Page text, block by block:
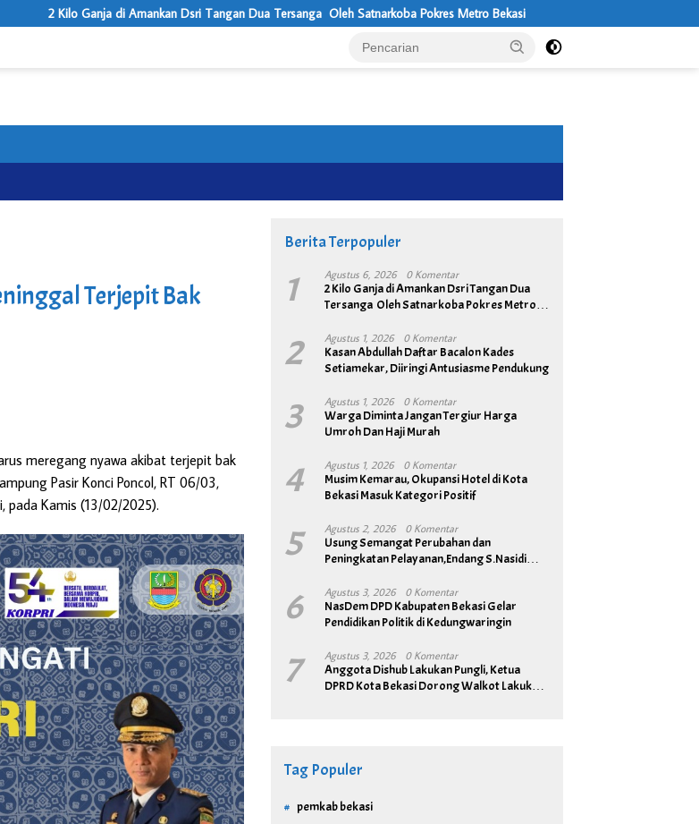
Ganja di Amankan Dsri Tangan Dua Tersanga Oleh Satnarkoba Pokres Metro Bekasi Usung Visi Desa Maju,
Terjepit Bak
meregang nyawa akibat terjepit bak
Pasir Konci Poncol, RT 06/03,
pada Kamis (13/02/2025).
Berita Terpopuler
1 Agustus 6, 2026 0 Komentar
2 Kilo Ganja di Amankan Dsri Tangan Dua
Tersanga Oleh Satnarkoba Pokres Metro
2 Agustus 1, 2026 0 Komentar
Kasan Abdullah Daftar Bacalon Kades
Setiamekar, Diiringi Antusiasme Pendukung
3 Agustus 1, 2026 0 Komentar
Warga Diminta Jangan Tergiur Harga
Umroh Dan Haji Murah
4 Agustus 1, 2026 0 Komentar
Musim Kemarau, Okupansi Hotel di Kota
Bekasi Masuk Kategori Positif
5 Agustus 2, 2026 0 Komentar
Usung Semangat Perubahan dan
Peningkatan Pelayanan,Endang S.Nasidi
6 Agustus 3, 2026 0 Komentar
NasDem DPD Kabupaten Bekasi Gelar
Pendidikan Politik di Kedungwaringin
7 Agustus 3, 2026 0 Komentar
Anggota Dishub Lakukan Pungli, Ketua
DPRD Kota Bekasi Dorong Walkot Lakukan
Tag Populer
pemkab bekasi